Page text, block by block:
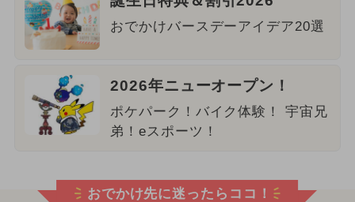
おでかけバースデーアイデア20選
2026年ニューオープン！
ポケパーク！バイク体験！ 宇宙兄
弟！eスポーツ！
おでかけ先に迷ったらココ！